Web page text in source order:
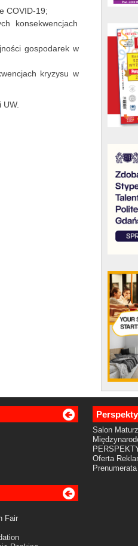
COVID-19;
konsekwencjach
gospodarek w
kryzysu w
Salon
Oferta
Prenumerata
Fair